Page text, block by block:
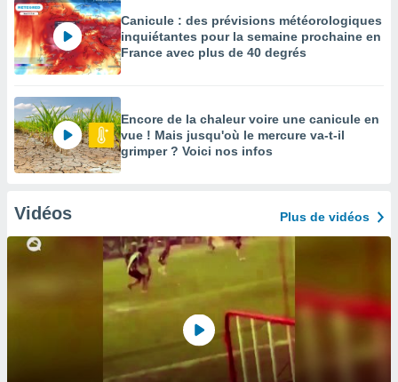
Canicule : des prévisions météorologiques
inquiétantes pour la semaine prochaine en
France avec plus de 40 degrés
Encore de la chaleur voire une canicule en
vue ! Mais jusqu'où le mercure va-t-il
grimper ? Voici nos infos
Vidéos Plus de vidéos